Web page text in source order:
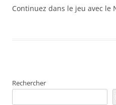
Continuez dans le jeu avec le
Rechercher